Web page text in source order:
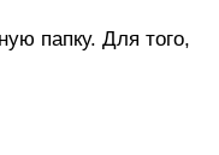
папку. Для того,